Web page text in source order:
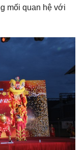
mối quan hệ với